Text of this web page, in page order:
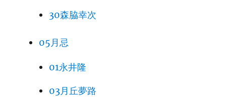
30森脇幸次
05月忌
01永井隆
03月丘夢路